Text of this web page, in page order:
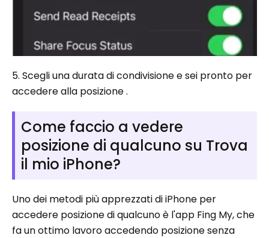
5. Scegli una durata di condivisione e sei pronto per
accedere alla posizione .
Come faccio a vedere
posizione di qualcuno su Trova
il mio iPhone?
Uno dei metodi più apprezzati di iPhone per
accedere posizione di qualcuno è l'app Fing My, che
fa un ottimo lavoro accedendo posizione senza